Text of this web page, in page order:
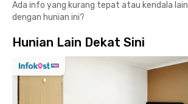
Ada info yang kurang tepat atau kendala lain
dengan hunian ini?
Hunian Lain Dekat Sini